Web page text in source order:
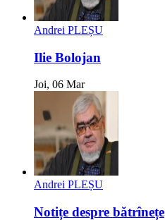
Andrei PLEȘU
Ilie Bolojan
Joi, 06 Mar
Andrei PLEȘU
Notițe despre bătrînețe